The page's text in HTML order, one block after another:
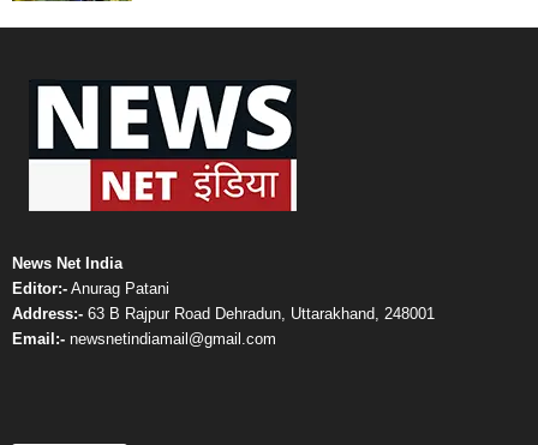
News Net India
Editor:- Anurag Patani
Address:- 63 B Rajpur Road Dehradun, Uttarakhand, 248001
Email:- newsnetindiamail@gmail.com